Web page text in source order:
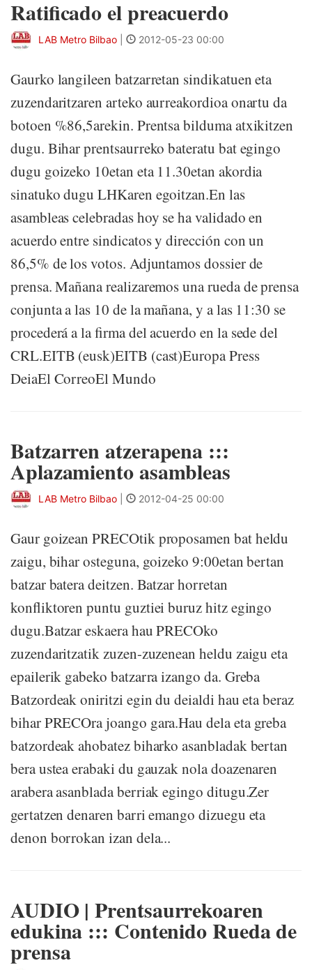
Ratificado el preacuerdo
LAB Metro Bilbao 2012-05-23 00:00
Gaurko langileen batzarretan sindikatuen eta
zuzendaritzaren arteko aurreakordioa onartu da
botoen %86,5arekin. Prentsa bilduma atxikitzen
dugu. Bihar prentsaurreko bateratu bat egingo
dugu goizeko 10etan eta 11.30etan akordia
sinatuko dugu LHKaren egoitzan.En las
asambleas celebradas hoy se ha validado en
acuerdo entre sindicatos y dirección con un
86,5% de los votos. Adjuntamos dossier de
prensa. Mañana realizaremos una rueda de prensa
conjunta a las 10 de la mañana, y a las 11:30 se
procederá a la firma del acuerdo en la sede del
CRL.EITB (eusk)EITB (cast)Europa Press
DeiaEl CorreoEl Mundo
Batzarren atzerapena :::
Aplazamiento asambleas
LAB Metro Bilbao 2012-04-25 00:00
Gaur goizean PRECOtik proposamen bat heldu
zaigu, bihar osteguna, goizeko 9:00etan bertan
batzar batera deitzen. Batzar horretan
konfliktoren puntu guztiei buruz hitz egingo
dugu.Batzar eskaera hau PRECOko
zuzendaritzatik zuzen-zuzenean heldu zaigu eta
epailerik gabeko batzarra izango da. Greba
Batzordeak oniritzi egin du deialdi hau eta beraz
bihar PRECOra joango gara.Hau dela eta greba
batzordeak ahobatez biharko asanbladak bertan
bera ustea erabaki du gauzak nola doazenaren
arabera asanblada berriak egingo ditugu.Zer
gertatzen denaren barri emango dizuegu eta
denon borrokan izan dela...
AUDIO | Prentsaurrekoaren
edukina ::: Contenido Rueda de
prensa